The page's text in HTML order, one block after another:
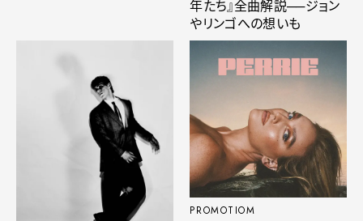
年たち』全曲解説──ジョン
やリンゴへの想いも
PROMOTIOM